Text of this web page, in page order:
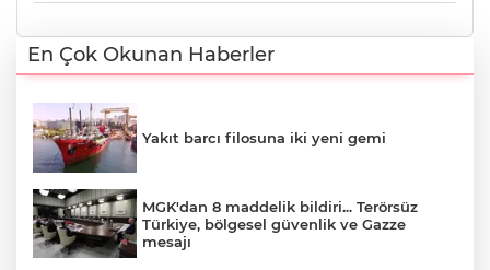
En Çok Okunan Haberler
Yakıt barcı filosuna iki yeni gemi
MGK'dan 8 maddelik bildiri... Terörsüz
Türkiye, bölgesel güvenlik ve Gazze
mesajı